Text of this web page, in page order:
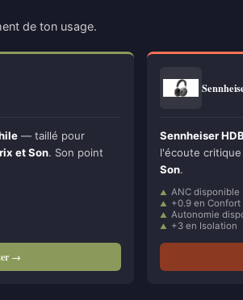
de ton usage.
— taillé pour
et Son. Son point
→
Sennheiser
l'écoute
Son.
ANC disponible
+0.9 en Confort
Autonomie
+3 en Isolation